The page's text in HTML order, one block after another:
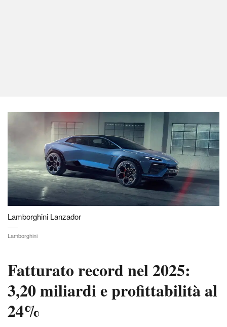
Lamborghini Lanzador
Lamborghini
Fatturato record nel 2025:
3,20 miliardi e profittabilità al
24%